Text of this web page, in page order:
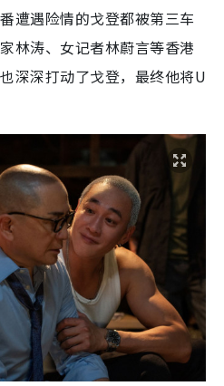
遭遇险情的戈登都被第三车
林涛、女记者林蔚言等香港
深深打动了戈登，最终他将U